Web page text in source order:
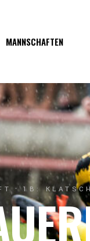
MANNSCHAFTEN
1. Mannschaft
1b-Mannschaft
Nachwuchs
1B: